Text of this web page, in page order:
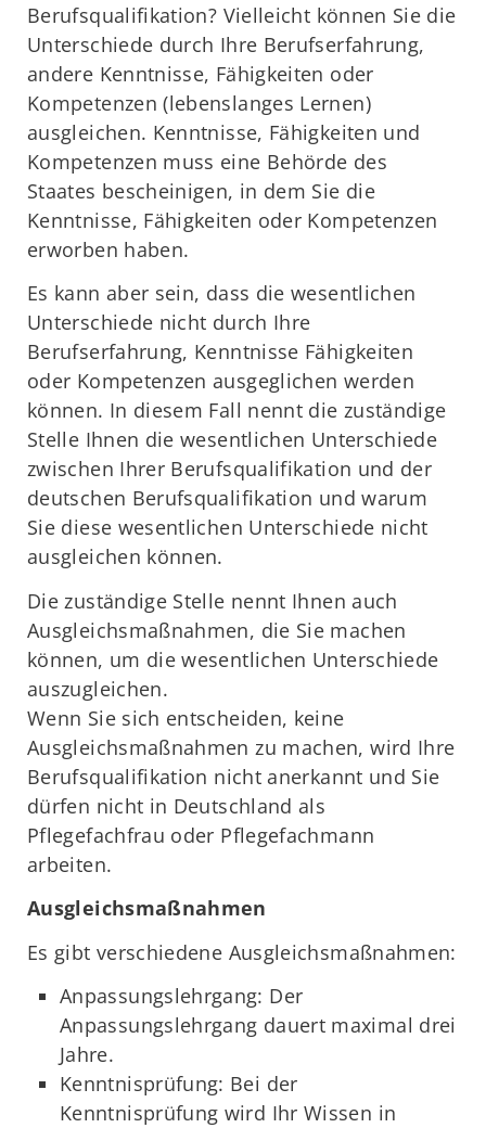
Berufsqualifikation? Vielleicht können Sie die
Unterschiede durch Ihre Berufserfahrung,
andere Kenntnisse, Fähigkeiten oder
Kompetenzen (lebenslanges Lernen)
ausgleichen. Kenntnisse, Fähigkeiten und
Kompetenzen muss eine Behörde des
Staates bescheinigen, in dem Sie die
Kenntnisse, Fähigkeiten oder Kompetenzen
erworben haben.
Es kann aber sein, dass die wesentlichen
Unterschiede nicht durch Ihre
Berufserfahrung, Kenntnisse Fähigkeiten
oder Kompetenzen ausgeglichen werden
können. In diesem Fall nennt die zuständige
Stelle Ihnen die wesentlichen Unterschiede
zwischen Ihrer Berufsqualifikation und der
deutschen Berufsqualifikation und warum
Sie diese wesentlichen Unterschiede nicht
ausgleichen können.
Die zuständige Stelle nennt Ihnen auch
Ausgleichsmaßnahmen, die Sie machen
können, um die wesentlichen Unterschiede
auszugleichen.
Wenn Sie sich entscheiden, keine
Ausgleichsmaßnahmen zu machen, wird Ihre
Berufsqualifikation nicht anerkannt und Sie
dürfen nicht in Deutschland als
Pflegefachfrau oder Pflegefachmann
arbeiten.
Ausgleichsmaßnahmen
Es gibt verschiedene Ausgleichsmaßnahmen:
Anpassungslehrgang: Der
Anpassungslehrgang dauert maximal drei
Jahre.
Kenntnisprüfung: Bei der
Kenntnisprüfung wird Ihr Wissen in